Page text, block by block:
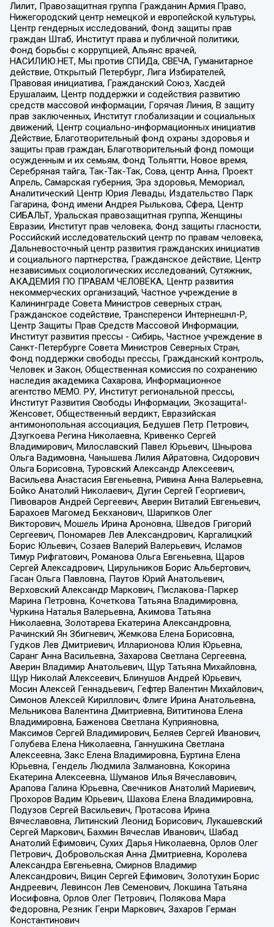
Лилит, Правозащитная группа Гражданин.Армия.Право,
Нижегородский центр немецкой и европейской культуры,
Центр гендерных исследований, Фонд защиты прав
граждан Штаб, Институт права и публичной политики,
Фонд борьбы с коррупцией, Альянс врачей,
НАСИЛИЮ.НЕТ, Мы против СПИДа, СВЕЧА, Гуманитарное
действие, Открытый Петербург, Лига Избирателей,
Правовая инициатива, Гражданский Союз, Хасдей
Ерушалаим, Центр поддержки и содействия развитию
средств массовой информации, Горячая Линия, В защиту
прав заключенных, Институт глобализации и социальных
движений, Центр социально-информационных инициатив
Действие, Благотворительный фонд охраны здоровья и
защиты прав граждан, Благотворительный фонд помощи
осужденным и их семьям, Фонд Тольятти, Новое время,
Серебряная тайга, Так-Так-Так, Сова, центр Анна, Проект
Апрель, Самарская губерния, Эра здоровья, Мемориал,
Аналитический Центр Юрия Левады, Издательство Парк
Гагарина, Фонд имени Андрея Рылькова, Сфера, Центр
СИБАЛЬТ, Уральская правозащитная группа, Женщины
Евразии, Институт прав человека, Фонд защиты гласности,
Российский исследовательский центр по правам человека,
Дальневосточный центр развития гражданских инициатив
и социального партнерства, Гражданское действие, Центр
независимых социологических исследований, Сутяжник,
АКАДЕМИЯ ПО ПРАВАМ ЧЕЛОВЕКА, Центр развития
некоммерческих организаций, Частное учреждение в
Калининграде Совета Министров северных стран,
Гражданское содействие, Трансперенси Интернешнл-Р,
Центр Защиты Прав Средств Массовой Информации,
Институт развития прессы - Сибирь, Частное учреждение в
Санкт-Петербурге Совета Министров Северных Стран,
Фонд поддержки свободы прессы, Гражданский контроль,
Человек и Закон, Общественная комиссия по сохранению
наследия академика Сахарова, Информационное
агентство МЕМО. РУ, Институт региональной прессы,
Институт Развития Свободы Информации, Экозащита!-
Женсовет, Общественный вердикт, Евразийская
антимонопольная ассоциация, Бедушев Петр Петрович,
Дзугкоева Регина Николаевна, Кривенко Сергей
Владимирович, Милославский Павел Юрьевич, Шнырова
Ольга Вадимовна, Чанышева Лилия Айратовна, Сидорович
Ольга Борисовна, Туровский Александр Алексеевич,
Васильева Анастасия Евгеньевна, Ривина Анна Валерьевна,
Бойко Анатолий Николаевич, Дугин Сергей Георгиевич,
Пивоваров Андрей Сергеевич, Аверин Виталий Евгеньевич,
Барахоев Магомед Бекханович, Шарипков Олег
Викторович, Мошель Ирина Ароновна, Шведов Григорий
Сергеевич, Пономарев Лев Александрович, Каргалицкий
Борис Юльевич, Созаев Валерий Валерьевич, Исламов
Тимур Рифгатович, Романова Ольга Евгеньевна, Щаров
Сергей Алексадрович, Цирульников Борис Альбертович,
Гасан Ольга Павловна, Паутов Юрий Анатольевич,
Верховский Александр Маркович, Пислакова-Паркер
Марина Петровна, Кочеткова Татьяна Владимировна,
Чуркина Наталья Валерьевна, Акимова Татьяна
Николаевна, Золотарева Екатерина Александровна,
Рачинский Ян Збигневич, Жемкова Елена Борисовна,
Гудков Лев Дмитриевич, Илларионова Юлия Юрьевна,
Саранг Анна Васильевна, Захарова Светлана Сергеевна,
Аверин Владимир Анатольевич, Щур Татьяна Михайловна,
Щур Николай Алексеевич, Блинушов Андрей Юрьевич,
Мосин Алексей Геннадьевич, Гефтер Валентин Михайлович,
Симонов Алексей Кириллович, Флиге Ирина Анатольевна,
Мельникова Валентина Дмитриевна, Вититинова Елена
Владимировна, Баженова Светлана Куприяновна,
Максимов Сергей Владимирович, Беляев Сергей Иванович,
Голубева Елена Николаевна, Ганнушкина Светлана
Алексеевна, Закс Елена Владимировна, Буртина Елена
Юрьевна, Гендель Людмила Залмановна, Кокорина
Екатерина Алексеевна, Шуманов Илья Вячеславович,
Арапова Галина Юрьевна, Свечников Анатолий Мариевич,
Прохоров Вадим Юрьевич, Шахова Елена Владимировна,
Подузов Сергей Васильевич, Протасова Ирина
Вячеславовна, Литинский Леонид Борисович, Лукашевский
Сергей Маркович, Бахмин Вячеслав Иванович, Шабад
Анатолий Ефимович, Сухих Дарья Николаевна, Орлов Олег
Петрович, Добровольская Анна Дмитриевна, Королева
Александра Евгеньевна, Смирнов Владимир
Александрович, Вицин Сергей Ефимович, Золотухин Борис
Андреевич, Левинсон Лев Семенович, Локшина Татьяна
Иосифовна, Орлов Олег Петрович, Полякова Мара
Федоровна, Резник Генри Маркович, Захаров Герман
Константинович